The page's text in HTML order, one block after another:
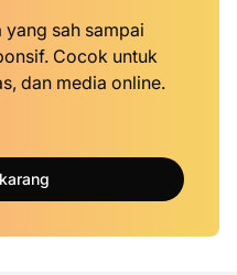
sah sampai
Cocok untuk
dan media online.